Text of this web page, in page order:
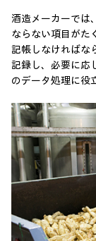
酒造メーカーでは
ならない項目がた
記帳しなければな
記録し、必要に応
のデータ処理に役